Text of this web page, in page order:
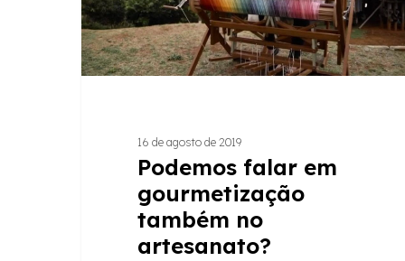
no
artesanato?
16 de agosto de 2019
Podemos falar em
gourmetização
também no
artesanato?